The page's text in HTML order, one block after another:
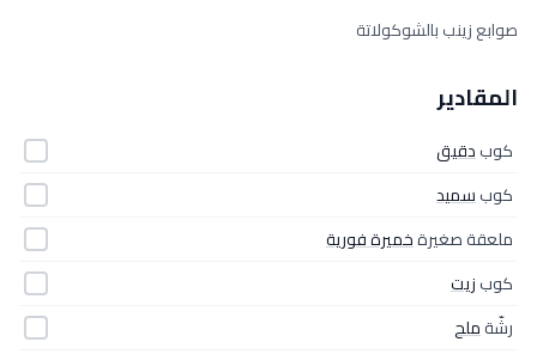
صوابع زينب بالشوكولاتة
المقادير
كوبدقيق
كوبسميد
ملعقة صغيرةخميرة فورية
كوبزيت
رشّةملح